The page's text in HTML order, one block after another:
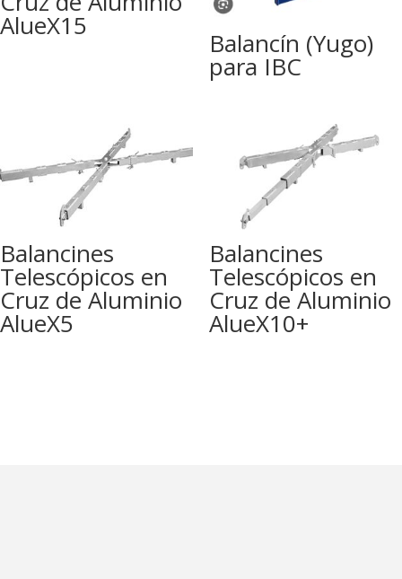
AlueX15
Balancín (Yugo)
para IBC
Balancines
Telescópicos en
Cruz de Aluminio
AlueX5
Balancines
Telescópicos en
Cruz de Aluminio
AlueX10+